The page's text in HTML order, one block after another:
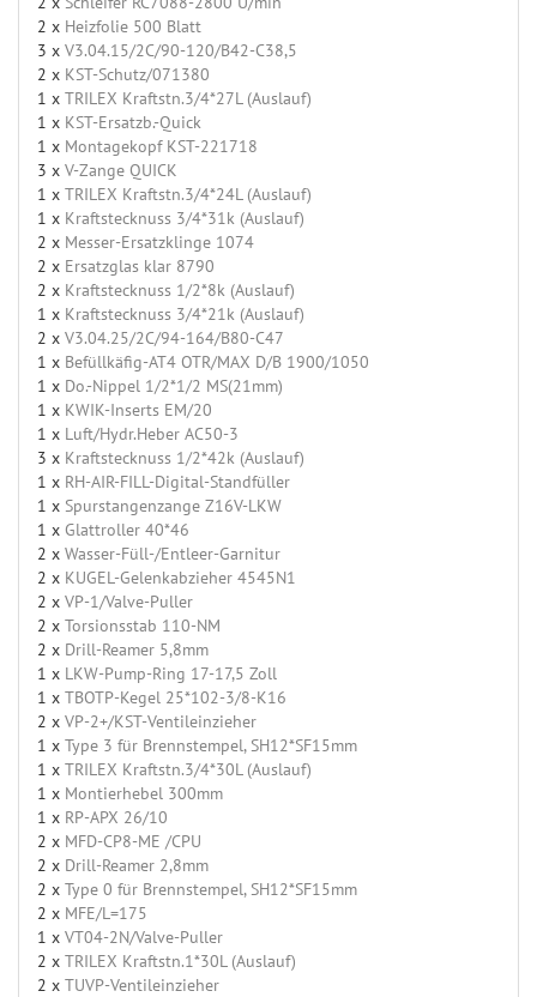
2 x Heizfolie 500 Blatt
3 x V3.04.15/2C/90-120/B42-C38,5
2 x KST-Schutz/071380
1 x TRILEX Kraftstn.3/4*27L (Auslauf)
1 x KST-Ersatzb.-Quick
1 x Montagekopf KST-221718
3 x V-Zange QUICK
1 x TRILEX Kraftstn.3/4*24L (Auslauf)
1 x Kraftstecknuss 3/4*31k (Auslauf)
2 x Messer-Ersatzklinge 1074
2 x Ersatzglas klar 8790
2 x Kraftstecknuss 1/2*8k (Auslauf)
1 x Kraftstecknuss 3/4*21k (Auslauf)
2 x V3.04.25/2C/94-164/B80-C47
1 x Befüllkäfig-AT4 OTR/MAX D/B 1900/1050
1 x Do.-Nippel 1/2*1/2 MS(21mm)
1 x KWIK-Inserts EM/20
1 x Luft/Hydr.Heber AC50-3
3 x Kraftstecknuss 1/2*42k (Auslauf)
1 x RH-AIR-FILL-Digital-Standfüller
1 x Spurstangenzange Z16V-LKW
1 x Glattroller 40*46
2 x Wasser-Füll-/Entleer-Garnitur
2 x KUGEL-Gelenkabzieher 4545N1
2 x VP-1/Valve-Puller
2 x Torsionsstab 110-NM
2 x Drill-Reamer 5,8mm
1 x LKW-Pump-Ring 17-17,5 Zoll
1 x TBOTP-Kegel 25*102-3/8-K16
2 x VP-2+/KST-Ventileinzieher
1 x Type 3 für Brennstempel, SH12*SF15mm
1 x TRILEX Kraftstn.3/4*30L (Auslauf)
1 x Montierhebel 300mm
1 x RP-APX 26/10
2 x MFD-CP8-ME /CPU
2 x Drill-Reamer 2,8mm
2 x Type 0 für Brennstempel, SH12*SF15mm
2 x MFE/L=175
1 x VT04-2N/Valve-Puller
2 x TRILEX Kraftstn.1*30L (Auslauf)
2 x TUVP-Ventileinzieher